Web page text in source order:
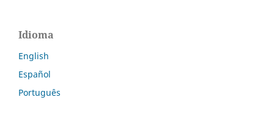
Idioma
English
Español
Português